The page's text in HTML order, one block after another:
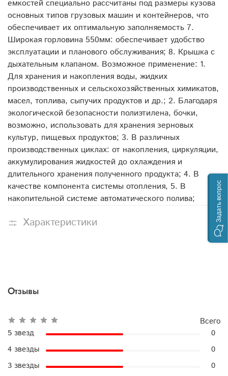
емкостей специально рассчитаны под размеры кузова
основных типов грузовых машин и контейнеров, что
обеспечивает их оптимальную заполняемость 7.
Широкая горловина 550мм: обеспечивает удобство
эксплуатации и планового обслуживания; 8. Крышка с
дыхательным клапаном. Возможное применение: 1.
Для хранения и накопления воды, жидких
производственных и сельскохозяйственных химикатов,
масел, топлива, сыпучих продуктов и др.; 2. Благодаря
экологической безопасности полиэтилена, бочки,
возможно, использовать для хранения зерновых
культур, пищевых продуктов; 3. В различных
производственных циклах: от накопления, циркуляции,
аккумулирования жидкостей до охлаждения и
длительного хранения полученного продукта; 4. В
качестве компонента системы отопления, 5. В
накопительной системе автоматического полива;
Характеристики
Отзывы
Всего
5 звезд
0
4 звезды
0
3 звезды
0
Задать вопрос